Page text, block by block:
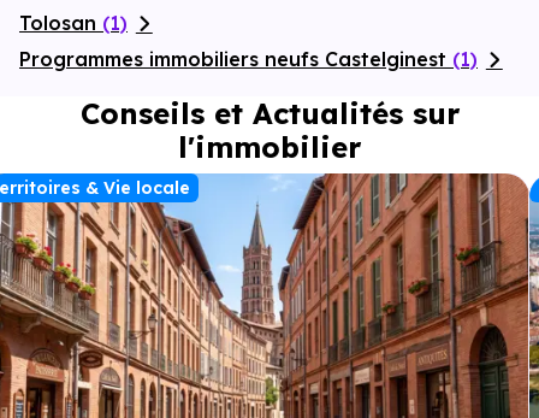
Tolosan (1)
Programmes immobiliers neufs Castelginest (1)
Conseils et Actualités sur
l'immobilier
& Vie locale